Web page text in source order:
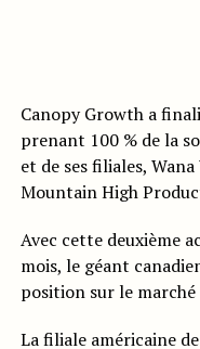
Canopy Growth a
prenant 100 % de la
et de ses filiales,
Mountain High
Avec cette deuxième
mois, le géant
position sur le
La filiale américaine